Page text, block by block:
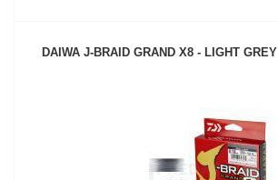
DAIWA J-BRAID GRAND X8 - LIGHT GREY
VOIR LE PRODUIT